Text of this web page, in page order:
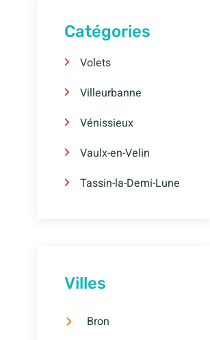
Catégories
Volets
Villeurbanne
Vénissieux
Vaulx-en-Velin
Tassin-la-Demi-Lune
Villes
Bron